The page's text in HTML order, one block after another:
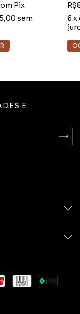
Pix
sem
6 x
E